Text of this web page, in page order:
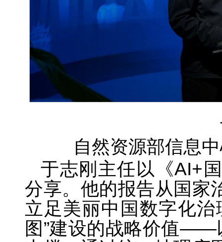
自然资源部信息
于志刚主任以《AI+
分享。他的报告从国家
立足美丽中国数字化
图”建设的战略价值——